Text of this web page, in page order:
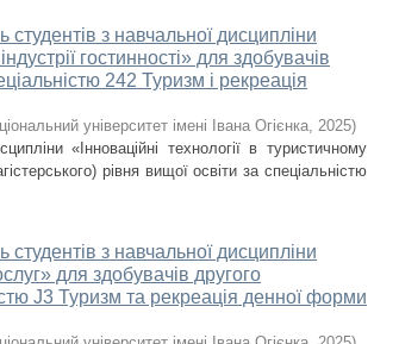
студентів з навчальної дисципліни
гостинності» для здобувачів
242 Туризм і рекреація
університет імені Івана Огієнка, 2025)
«Інноваційні технології в туристичному
рівня вищої освіти за спеціальністю
студентів з навчальної дисципліни
для здобувачів другого
J3 Туризм та рекреація денної форми